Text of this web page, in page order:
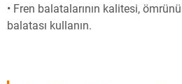
• Fren balatalarının kalitesi,
balatası kullanın.